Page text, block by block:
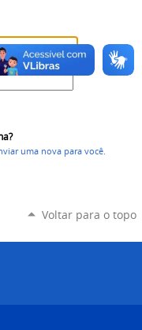
uma nova para você
Voltar para o topo